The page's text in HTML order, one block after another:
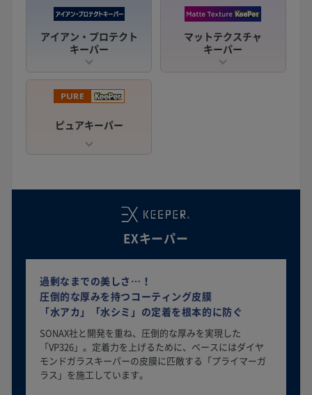
アイアン・プロテクト
キーパー
マットテクスチャ
キーパー
ピュアキーパー
EXキーパー
過剰なまでの美しさ…！
圧倒的な厚みを持つコーティング皮膜
「水アカ」「水シミ」の定着を根本的に防ぐ
SONAX社と開発を重ね、圧倒的な厚みを実現した
「VP326」。定着力を上げるために、ベースにはダイヤ
モンドガラスキーパーの皮膜に匹敵する「プライマーガ
ラス」を施工しています。